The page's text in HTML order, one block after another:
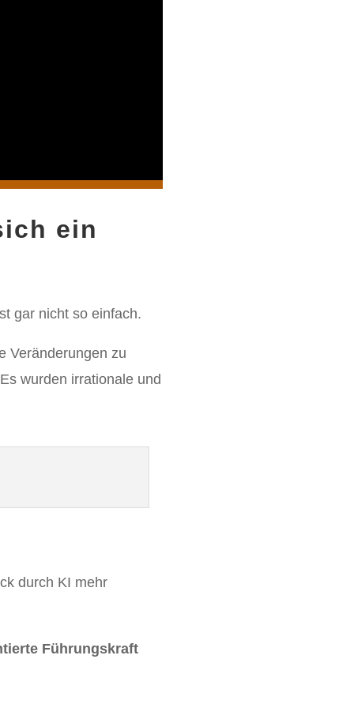
ein
gar nicht so einfach.
Veränderungen zu
wurden irrationale und
durch KI mehr
Führungskraft